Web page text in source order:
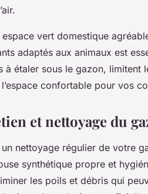
espace vert domestique
adaptés aux animaux est
à étaler sous le gazon, limitent
confortable pour vos
et nettoyage du
nettoyage régulier de votre
synthétique propre et
les poils et débris qui